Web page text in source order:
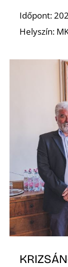
Időpont:
Helyszín: